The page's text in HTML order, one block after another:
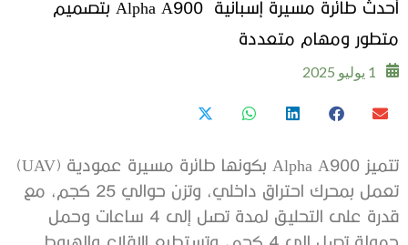
أحدث طائرة مسيرة إسبانية Alpha A900 بتصميم
متطور ومهام متعددة
1 يوليو 2025
تتميز Alpha A900 بكونها طائرة مسيرة عمودية (UAV)
تعمل بمحرك احتراق داخلي، وتزن حوالي 25 كجم، مع
قدرة على التحليق لمدة تصل إلى 4 ساعات وحمل
حمولة تصل إلى 4 كجم، وتستطيع الإقلاع والهبوط